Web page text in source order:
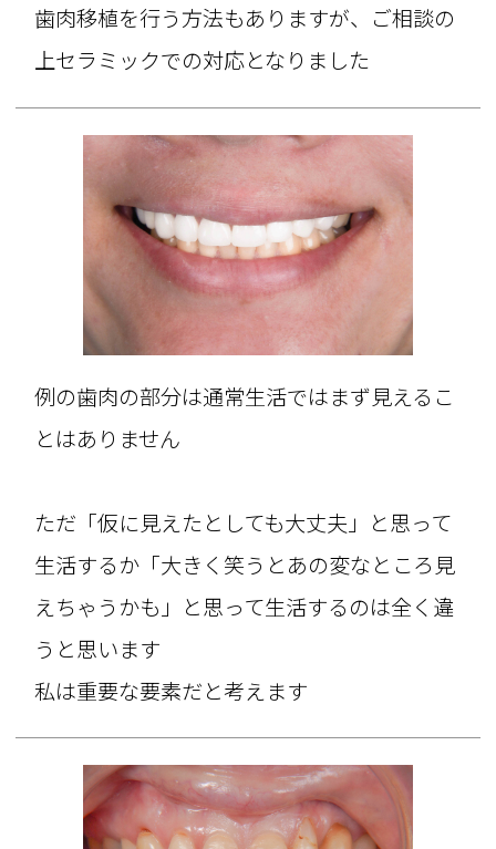
歯肉移植を行う方法もありますが、ご相談の
上セラミックでの対応となりました
例の歯肉の部分は通常生活ではまず見えるこ
とはありません
ただ「仮に見えたとしても大丈夫」と思って
生活するか「大きく笑うとあの変なところ見
えちゃうかも」と思って生活するのは全く違
うと思います
私は重要な要素だと考えます